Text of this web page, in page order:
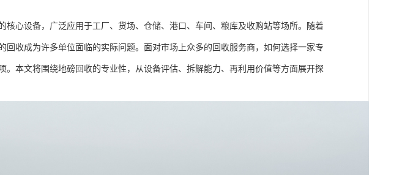
核心设备，广泛应用于工厂、货场、仓储、港口、车间、粮库及收购站等场所。随着
回收成为许多单位面临的实际问题。面对市场上众多的回收服务商，如何选择一家专
。本文将围绕地磅回收的专业性，从设备评估、拆解能力、再利用价值等方面展开探